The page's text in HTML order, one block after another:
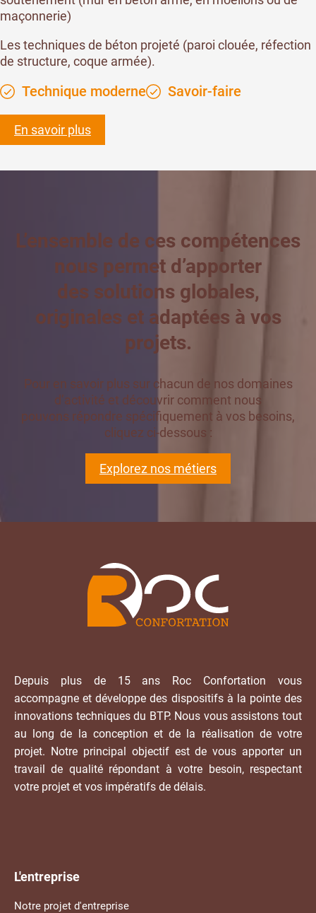
maçonnerie)
Les techniques de béton projeté (paroi clouée, réfection
de structure, coque armée).
Technique moderne Savoir-faire
En savoir plus
L’ensemble de ces compétences
nous permet d’apporter
des solutions globales,
originales et adaptées à vos
projets.
Pour en savoir plus sur chacun de nos domaines
d’activité et découvrir comment nous
pouvons répondre spécifiquement à vos besoins,
cliquez ci-dessous :
Explorez nos métiers
Depuis plus de 15 ans Roc Confortation vous
accompagne et développe des dispositifs à la pointe des
innovations techniques du BTP. Nous vous assistons tout
au long de la conception et de la réalisation de votre
projet. Notre principal objectif est de vous apporter un
travail de qualité répondant à votre besoin, respectant
votre projet et vos impératifs de délais.
L'entreprise
Notre projet d'entreprise